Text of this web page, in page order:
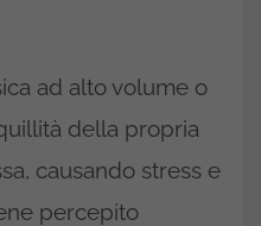
ad alto volume o
della propria
causando stress e
percepito